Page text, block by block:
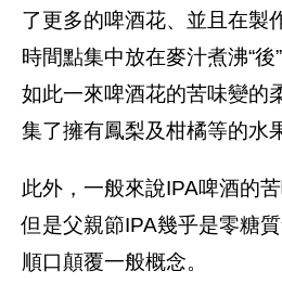
了更多的啤酒花、並且在製
時間點集中放在麥汁煮沸“後
如此一來啤酒花的苦味變的
集了擁有鳳梨及柑橘等的水
此外，一般來說IPA啤酒的
但是父親節IPA幾乎是零糖
順口顛覆一般概念。